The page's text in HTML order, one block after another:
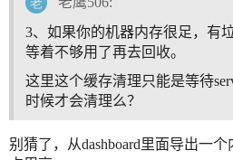
3、如果你的机器内存很足，有
等着不够用了再去回收。
这里这个缓存清理只能是等待
时候才会清理么？
别猜了，从dashboard里面导出一